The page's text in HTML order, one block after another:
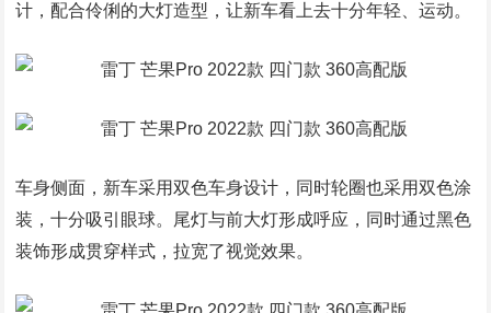
计，配合伶俐的大灯造型，让新车看上去十分年轻、运动。
车身侧面，新车采用双色车身设计，同时轮圈也采用双色涂
装，十分吸引眼球。尾灯与前大灯形成呼应，同时通过黑色
装饰形成贯穿样式，拉宽了视觉效果。